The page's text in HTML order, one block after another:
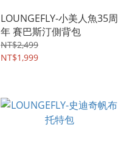
LOUNGEFLY-小美人魚35周
年 賽巴斯汀側背包
NT$2,499
NT$1,999